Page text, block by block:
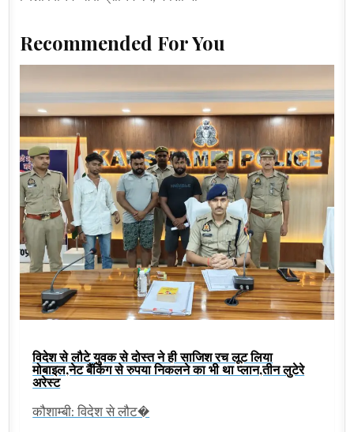
Recommended For You
विदेश से लौटे युवक से दोस्त ने ही साजिश रच लूट लिया
मोबाइल,नेट बैंकिंग से रुपया निकलने का भी था प्लान,तीन लुटेरे
अरेस्ट
कौशाम्बी: विदेश से लौट�